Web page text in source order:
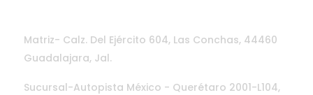
Matriz- Calz. Del Ejército 604, Las Conchas, 44460
Guadalajara, Jal.
Sucursal-Autopista México - Querétaro 2001-L104,